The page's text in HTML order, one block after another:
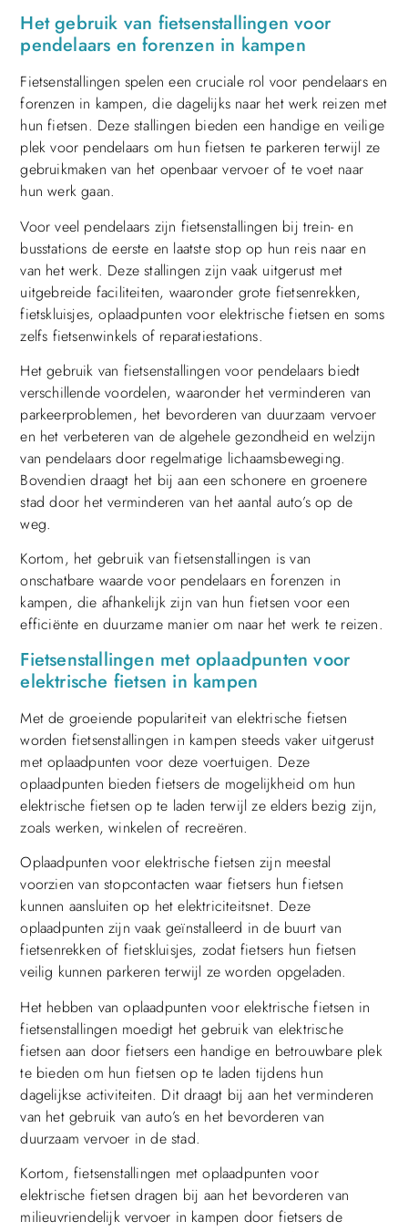
Het gebruik van fietsenstallingen voor
pendelaars en forenzen in kampen
Fietsenstallingen spelen een cruciale rol voor pendelaars en
forenzen in kampen, die dagelijks naar het werk reizen met
hun fietsen. Deze stallingen bieden een handige en veilige
plek voor pendelaars om hun fietsen te parkeren terwijl ze
gebruikmaken van het openbaar vervoer of te voet naar
hun werk gaan.
Voor veel pendelaars zijn fietsenstallingen bij trein- en
busstations de eerste en laatste stop op hun reis naar en
van het werk. Deze stallingen zijn vaak uitgerust met
uitgebreide faciliteiten, waaronder grote fietsenrekken,
fietskluisjes, oplaadpunten voor elektrische fietsen en soms
zelfs fietsenwinkels of reparatiestations.
Het gebruik van fietsenstallingen voor pendelaars biedt
verschillende voordelen, waaronder het verminderen van
parkeerproblemen, het bevorderen van duurzaam vervoer
en het verbeteren van de algehele gezondheid en welzijn
van pendelaars door regelmatige lichaamsbeweging.
Bovendien draagt het bij aan een schonere en groenere
stad door het verminderen van het aantal auto’s op de
weg.
Kortom, het gebruik van fietsenstallingen is van
onschatbare waarde voor pendelaars en forenzen in
kampen, die afhankelijk zijn van hun fietsen voor een
efficiënte en duurzame manier om naar het werk te reizen.
Fietsenstallingen met oplaadpunten voor
elektrische fietsen in kampen
Met de groeiende populariteit van elektrische fietsen
worden fietsenstallingen in kampen steeds vaker uitgerust
met oplaadpunten voor deze voertuigen. Deze
oplaadpunten bieden fietsers de mogelijkheid om hun
elektrische fietsen op te laden terwijl ze elders bezig zijn,
zoals werken, winkelen of recreëren.
Oplaadpunten voor elektrische fietsen zijn meestal
voorzien van stopcontacten waar fietsers hun fietsen
kunnen aansluiten op het elektriciteitsnet. Deze
oplaadpunten zijn vaak geïnstalleerd in de buurt van
fietsenrekken of fietskluisjes, zodat fietsers hun fietsen
veilig kunnen parkeren terwijl ze worden opgeladen.
Het hebben van oplaadpunten voor elektrische fietsen in
fietsenstallingen moedigt het gebruik van elektrische
fietsen aan door fietsers een handige en betrouwbare plek
te bieden om hun fietsen op te laden tijdens hun
dagelijkse activiteiten. Dit draagt bij aan het verminderen
van het gebruik van auto’s en het bevorderen van
duurzaam vervoer in de stad.
Kortom, fietsenstallingen met oplaadpunten voor
elektrische fietsen dragen bij aan het bevorderen van
milieuvriendelijk vervoer in kampen door fietsers de